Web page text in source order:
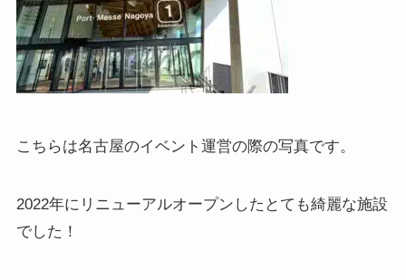
こちらは名古屋のイベント運営の際の写真です。
2022年にリニューアルオープンしたとても綺麗な施設
でした！